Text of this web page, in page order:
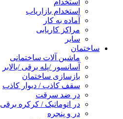
استخدام
استخدام بازاریاب
آماده به کار
مراکز کاریابی
سایر
ساختمان
ماشین آلات ساختمانی
آسانسور /پله برقی /بالابر
بازسازی ساختمان
سقف کاذب / دیوار کاذب
در ضد سرقت
در اتوماتیک / کرکره برقی
در و پنجره